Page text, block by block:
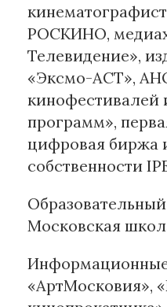
РОСКИНО,
Телевидение»,
«Эксмо-АСТ»,
программ»,
цифровая биржа
собственности
Московская
«АртМосковия»,